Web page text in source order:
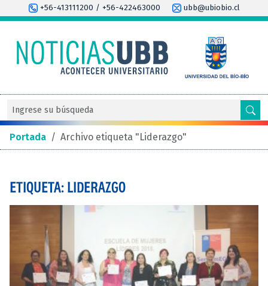
+56-413111200 / +56-422463000 ubb@ubiobio.cl
Portada / Archivo etiqueta "Liderazgo"
ETIQUETA: LIDERAZGO